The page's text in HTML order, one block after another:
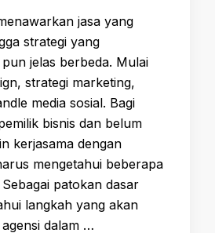
jasa yang
strategi yang
jelas berbeda. Mulai
strategi marketing,
media sosial. Bagi
bisnis dan belum
kerjasama dengan
mengetahui beberapa
patokan dasar
langkah yang akan
dalam …